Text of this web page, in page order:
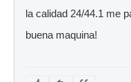
la calidad 24/44.1 me
buena maquina!